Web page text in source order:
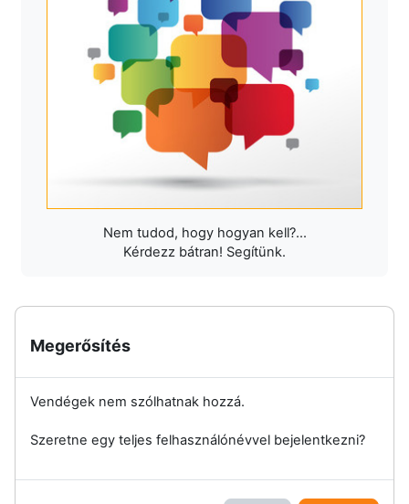
Nem tudod, hogy hogyan kell?...
Kérdezz bátran! Segítünk.
Megerősítés
Vendégek nem szólhatnak hozzá.
Szeretne egy teljes felhasználónévvel bejelentkezni?